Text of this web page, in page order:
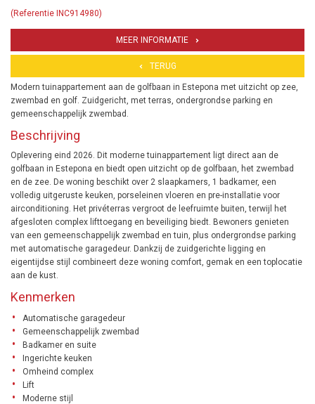
(Referentie INC914980)
MEER INFORMATIE
TERUG
Modern tuinappartement aan de golfbaan in Estepona met uitzicht op zee,
zwembad en golf. Zuidgericht, met terras, ondergrondse parking en
gemeenschappelijk zwembad.
Beschrijving
Oplevering eind 2026. Dit moderne tuinappartement ligt direct aan de
golfbaan in Estepona en biedt open uitzicht op de golfbaan, het zwembad
en de zee. De woning beschikt over 2 slaapkamers, 1 badkamer, een
volledig uitgeruste keuken, porseleinen vloeren en pre-installatie voor
airconditioning. Het privéterras vergroot de leefruimte buiten, terwijl het
afgesloten complex lifttoegang en beveiliging biedt. Bewoners genieten
van een gemeenschappelijk zwembad en tuin, plus ondergrondse parking
met automatische garagedeur. Dankzij de zuidgerichte ligging en
eigentijdse stijl combineert deze woning comfort, gemak en een toplocatie
aan de kust.
Kenmerken
Automatische garagedeur
Gemeenschappelijk zwembad
Badkamer en suite
Ingerichte keuken
Omheind complex
Lift
Moderne stijl